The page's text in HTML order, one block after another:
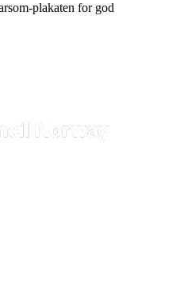
plakaten for god